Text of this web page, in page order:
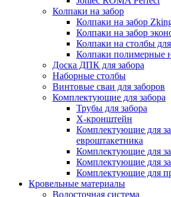
Колпаки на забор
Колпаки на забор
Колпаки на забор
Колпаки на столбы для
Колпаки полимерные
Доска ДПК для забора
Наборные столбы
Винтовые сваи для заборов
Комплектующие для забора
Трубы для забора
Х-кронштейн
Комплектующие для
евроштакетника
Комплектующие для
Комплектующие для
Комплектующие для
Кровельные материалы
Водосточная система